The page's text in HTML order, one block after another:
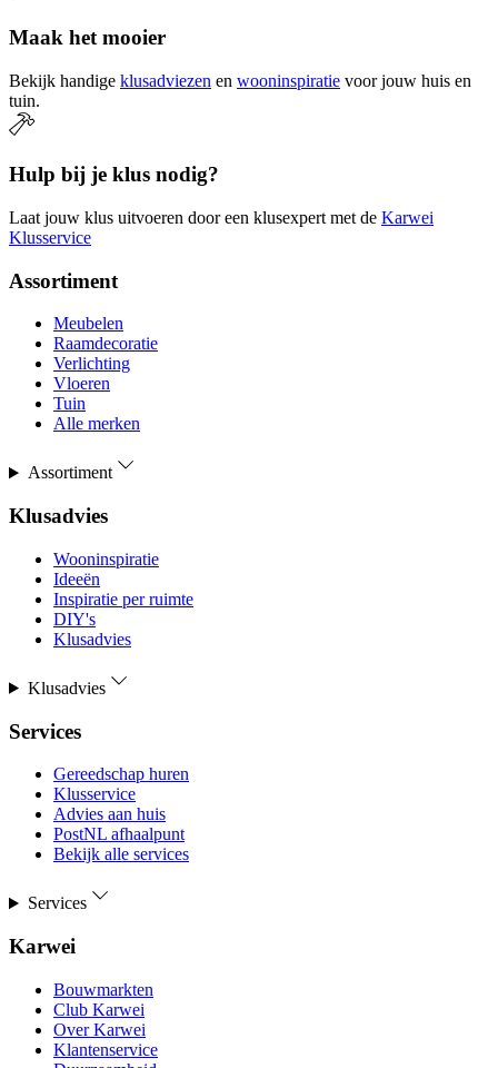
Maak het mooier
Bekijk handige klusadviezen en wooninspiratie voor jouw huis en
tuin.
Hulp bij je klus nodig?
Laat jouw klus uitvoeren door een klusexpert met de Karwei
Klusservice
Assortiment
Meubelen
Raamdecoratie
Verlichting
Vloeren
Tuin
Alle merken
Assortiment
Klusadvies
Wooninspiratie
Ideeën
Inspiratie per ruimte
DIY's
Klusadvies
Klusadvies
Services
Gereedschap huren
Klusservice
Advies aan huis
PostNL afhaalpunt
Bekijk alle services
Services
Karwei
Bouwmarkten
Club Karwei
Over Karwei
Klantenservice